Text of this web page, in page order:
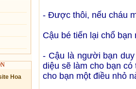
Hoa
- Được thôi, nếu cháu
Cậu bé tiến lại chổ bạn
- Cậu là người bạn
diệu sẽ làm cho bạn
cho bạn một điều nhỏ